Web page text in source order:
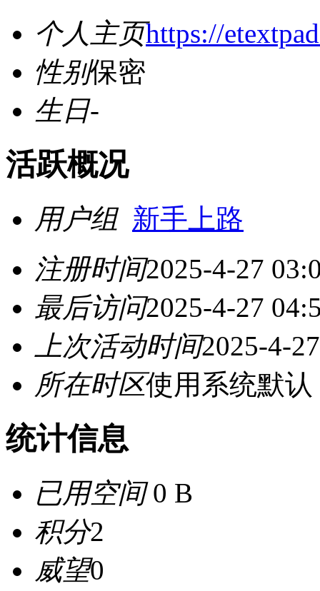
个人主页https://
性别保密
生日-
活跃概况
用户组 新手上路
注册时间2025-4-27
最后访问2025-4-27
上次活动时间2025-4-
所在时区使用系统默认
统计信息
已用空间0 B
积分2
威望0